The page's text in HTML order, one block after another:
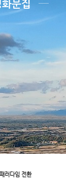
문집
러다임 전환